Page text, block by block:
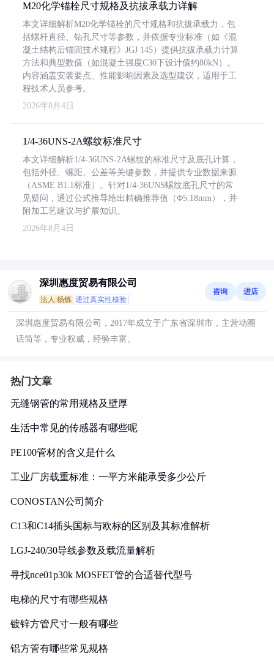
M20化学锚栓尺寸规格及抗拔承载力详解
本文详细解析M20化学锚栓的尺寸规格和抗拔承载力，包
括螺杆直径、钻孔尺寸等参数，并依据专业标准（如《混
凝土结构后锚固技术规程》JGJ 145）提供抗拔承载力计算
方法和典型数值（如混凝土强度C30下设计值约80kN）。
内容涵盖安装要点、性能影响因素及选型建议，适用于工
程技术人员参考。
2026年8月4日
1/4-36UNS-2A螺纹标准尺寸
本文详细解析1/4-36UNS-2A螺纹的标准尺寸及底孔计算，
包括外径、螺距、公差等关键参数，并提供专业数据来源
（ASME B1.1标准）。针对1/4-36UNS螺纹底孔尺寸的常
见疑问，通过公式推导给出精确推荐值（Φ5.18mm），并
附加工艺建议与扩展知识。
2026年8月4日
深圳惠度贸易有限公司
法人:杨炼 通过真实性核验
咨询 进店
深圳惠度贸易有限公司，2017年成立于广东省深圳市，主营动圈
话筒等，专业权威，经验丰富。
热门文章
无缝钢管的常用规格及壁厚
生活中常见的传感器有哪些呢
PE100管材的含义是什么
工业厂房载重标准：一平方米能承受多少公斤
CONOSTAN公司简介
C13和C14插头国标与欧标的区别及其标准解析
LGJ-240/30导线参数及载流量解析
寻找nce01p30k MOSFET管的合适替代型号
电梯的尺寸有哪些规格
镀锌方管尺寸一般有哪些
铝方管有哪些常见规格